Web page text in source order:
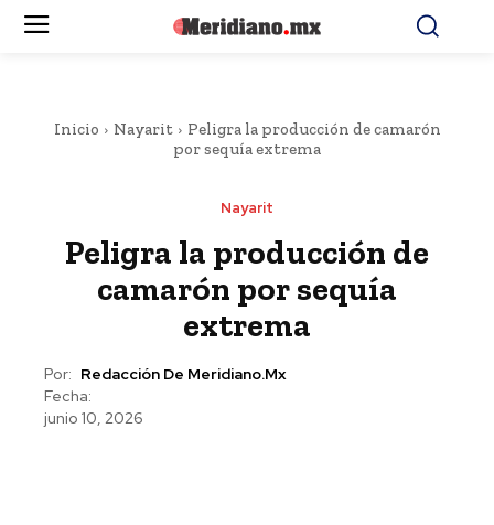
Inicio Nayarit
Peligra la producción de camarón
por sequía extrema
Nayarit
Peligra la producción de
camarón por sequía
extrema
Por: Redacción De Meridiano.mx
Fecha:
junio 10, 2026